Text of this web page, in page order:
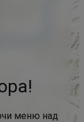
меню над